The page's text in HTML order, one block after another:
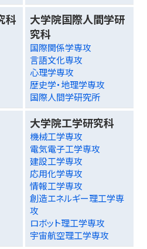
科
大学院国際人間学研
究科
国際関係学専攻
言語文化専攻
心理学専攻
歴史学・地理学専攻
国際人間学研究所
大学院工学研究科
機械工学専攻
電気電子工学専攻
建設工学専攻
応用化学専攻
情報工学専攻
創造エネルギー理工学専
攻
ロボット理工学専攻
宇宙航空理工学専攻